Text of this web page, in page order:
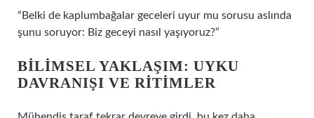
“Belki de kaplumbağalar geceleri uyur mu sorusu aslında
şunu soruyor: Biz geceyi nasıl yaşıyoruz?”
BILIMSEL YAKLAŞIM: UYKU
DAVRANIŞI VE RITIMLER